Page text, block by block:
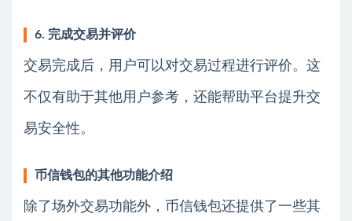
6. 完成交易并评价
交易完成后，用户可以对交易过程进行评价。这
不仅有助于其他用户参考，还能帮助平台提升交
易安全性。
币信钱包的其他功能介绍
除了场外交易功能外，币信钱包还提供了一些其